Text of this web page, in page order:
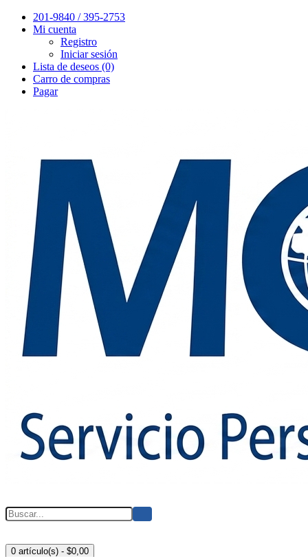
201-9840 / 395-2753
Mi cuenta
Registro
Iniciar sesión
Lista de deseos (0)
Carro de compras
Pagar
0 artículo(s) - $0,00